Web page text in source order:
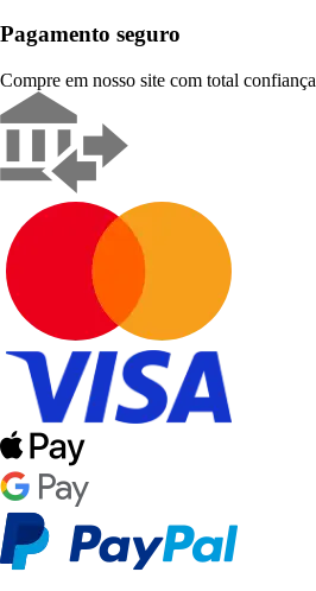
Pagamento seguro
Compre em nosso site com total confiança